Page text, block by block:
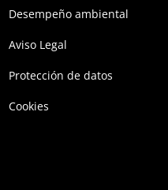
Desempeño ambiental
Aviso Legal
Protección de datos
Cookies